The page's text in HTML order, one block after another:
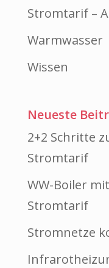
Stromtarif –
Warmwasser
Wissen
Neueste
2+2 Schritte
Stromtarif
WW-Boiler
Stromtarif
Stromnetze